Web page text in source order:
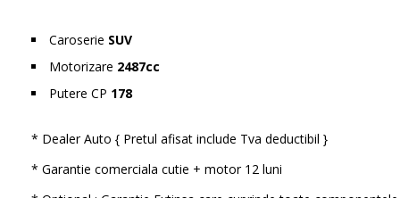
Caroserie SUV
Motorizare 2487cc
Putere CP 178
* Dealer Auto { Pretul afisat include Tva deductibil }
* Garantie comerciala cutie + motor 12 luni